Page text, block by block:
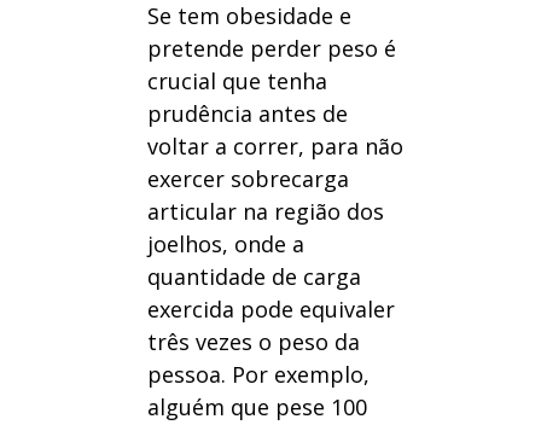
Se tem obesidade e
pretende perder peso é
crucial que tenha
prudência antes de
voltar a correr, para não
exercer sobrecarga
articular na região dos
joelhos, onde a
quantidade de carga
exercida pode equivaler
três vezes o peso da
pessoa. Por exemplo,
alguém que pese 100